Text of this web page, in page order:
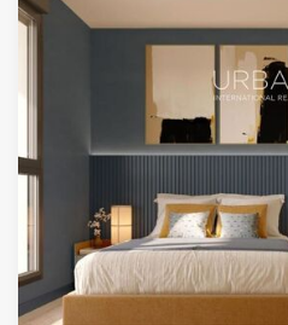
Wohnung verfügt über zwei
zwei moderne Badezimmer
Paare, kleine Familien oder
hochwertige Stadtwohnung
gestaltete Wohn- und
privaten Balkon und schafft so
zwischen Innen- und
Stunden mit Gästen. Die Küche
zeichnen sich durch elegante
klare architektonische Linien
anspruchsvollen und zeitlosen
befindet sich in einer neu
Fertigstellung für März 2026